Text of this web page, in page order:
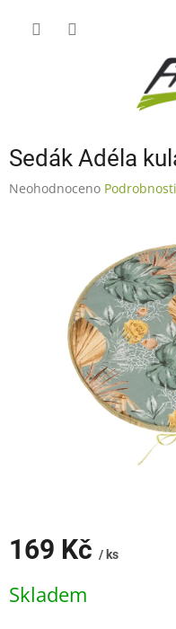
Sedák Adéla
Průměrné
Neohodnoceno
169 Kč / ks
cena:
Skladem